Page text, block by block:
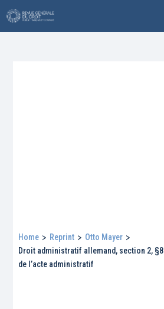
Home > Reprint > Otto Mayer >
Droit administratif allemand, section 2,
de l’acte administratif